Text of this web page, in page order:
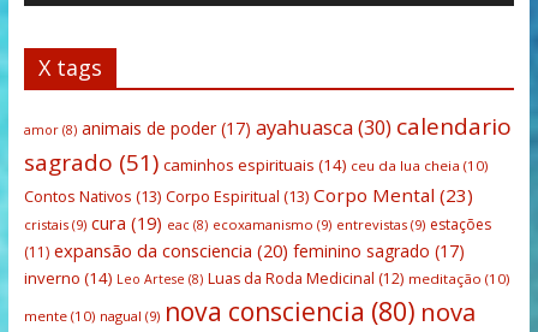
X tags
amor(8) animais de poder(17) ayahuasca(30) calendario
sagrado (51) caminhos espirituais (14) ceu da lua cheia (10)
Contos Nativos (13) Corpo Espiritual (13) Corpo Mental (23)
cristais(9) cura (19) eac(8) ecoxamanismo (9) entrevistas(9) estações
(11) expansão da consciencia (20) feminino sagrado (17)
inverno (14) Leo Artese (8) Luas da Roda Medicinal (12) meditação (10)
mente(10) nagual (9) nova consciencia (80) nova